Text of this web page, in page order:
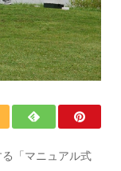
「マニュアル式